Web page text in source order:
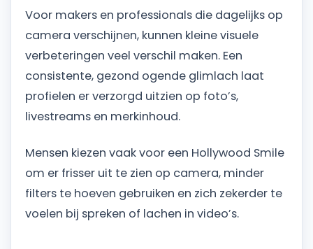
Voor makers en professionals die dagelijks op
camera verschijnen, kunnen kleine visuele
verbeteringen veel verschil maken. Een
consistente, gezond ogende glimlach laat
profielen er verzorgd uitzien op foto’s,
livestreams en merkinhoud.
Mensen kiezen vaak voor een Hollywood Smile
om er frisser uit te zien op camera, minder
filters te hoeven gebruiken en zich zekerder te
voelen bij spreken of lachen in video’s.